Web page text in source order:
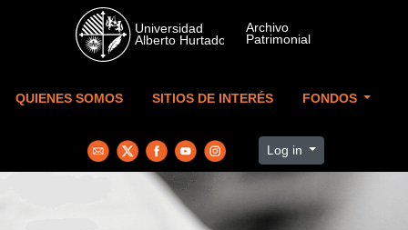
Skip to main content
QUIENES SOMOS SITIOS DE INTERÉS FONDOS
Log in